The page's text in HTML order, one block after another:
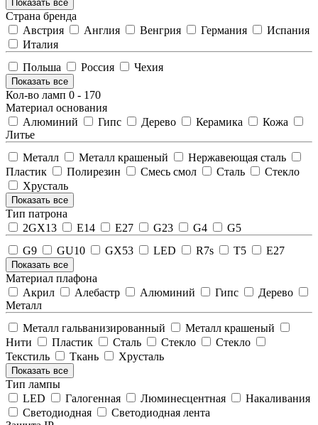
Показать все
Страна бренда
Австрия
Англия Венгрия Германия
Испания
Италия
Польша
Россия Чехия
Показать все
Кол-во ламп 0 - 170
Материал основания
Алюминий
Гипс Дерево Керамика
Кожа
Литье
Металл
Металл крашеный
Нержавеющая сталь
Пластик
Полирезин Смесь смол Сталь
Стекло
Хрусталь
Показать все
Тип патрона
2GX13
E14 E27 G23 G4
G5
G9
GU10 GX53 LED R7s T5 Е27
Показать все
Материал плафона
Акрил
Алебастр Алюминий Гипс
Дерево
Металл
Металл гальванизированный
Металл крашеный
Нити
Пластик Сталь Стекло
Стекло
Текстиль
Ткань Хрусталь
Показать все
Тип лампы
LED
Галогенная Люминесцентная
Накаливания
Светодиодная
Светодиодная лента